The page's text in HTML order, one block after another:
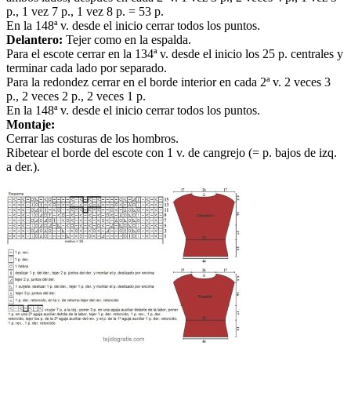
p., 1 vez 7 p., 1 vez 8 p. = 53 p.
En la 148ª v. desde el inicio cerrar todos los puntos.
Delantero: Tejer como en la espalda.
Para el escote cerrar en la 134ª v. desde el inicio los 25 p. centrales y
terminar cada lado por separado.
Para la redondez cerrar en el borde interior en cada 2ª v. 2 veces 3
p., 2 veces 2 p., 2 veces 1 p.
En la 148ª v. desde el inicio cerrar todos los puntos.
Montaje:
Cerrar las costuras de los hombros.
Ribetear el borde del escote con 1 v. de cangrejo (= p. bajos de izq.
a der.).